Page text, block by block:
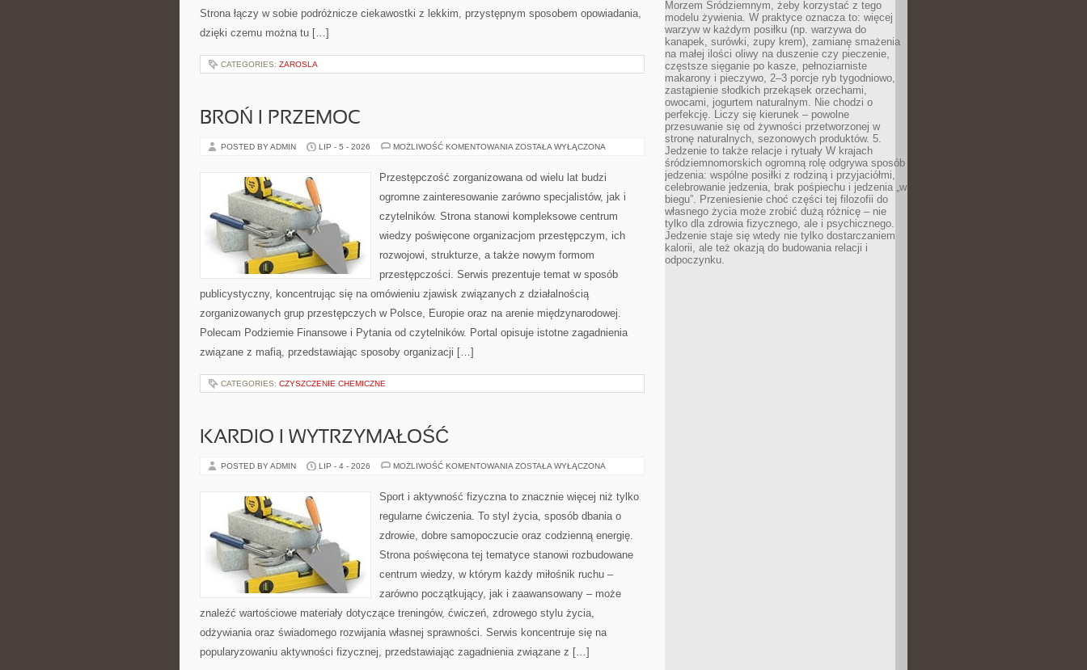
Strona łączy w sobie podróżnicze ciekawostki z lekkim, przystępnym sposobem opowiadania,
dzięki czemu można tu […]
CATEGORIES: ZAROSLA
BROŃ I PRZEMOC
POSTED BY ADMIN LIP - 5 - 2026 MOŻLIWOŚĆ KOMENTOWANIA BROŃ
ZOSTAŁA WYŁĄCZONA
Przestępczość zorganizowana od wielu lat budzi
ogromne zainteresowanie zarówno specjalistów, jak i
czytelników. Strona stanowi kompleksowe centrum
wiedzy poświęcone organizacjom przestępczym, ich
rozwojowi, strukturze, a także nowym formom
przestępczości. Serwis prezentuje temat w sposób
publicystyczny, koncentrując się na omówieniu zjawisk związanych z działalnością
zorganizowanych grup przestępczych w Polsce, Europie oraz na arenie międzynarodowej.
Polecam Podziemie Finansowe i Pytania od czytelników. Portal opisuje istotne zagadnienia
związane z mafią, przedstawiając sposoby organizacji […]
CATEGORIES: CZYSZCZENIE CHEMICZNE
KARDIO I WYTRZYMAŁOŚĆ
POSTED BY ADMIN LIP - 4 - 2026 MOŻLIWOŚĆ KOMENTOWANIA KARDIO
ZOSTAŁA WYŁĄCZONA
Sport i aktywność fizyczna to znacznie więcej niż tylko
regularne ćwiczenia. To styl życia, sposób dbania o
zdrowie, dobre samopoczucie oraz codzienną energię.
Strona poświęcona tej tematyce stanowi rozbudowane
centrum wiedzy, w którym każdy miłośnik ruchu –
zarówno początkujący, jak i zaawansowany – może
znaleźć wartościowe materiały dotyczące treningów, ćwiczeń, zdrowego stylu życia,
odżywiania oraz świadomego rozwijania własnej sprawności. Serwis koncentruje się na
popularyzowaniu aktywności fizycznej, przedstawiając zagadnienia związane z […]
Morzem Śródziemnym, żeby korzystać z tego
modelu żywienia. W praktyce oznacza to: więcej
warzyw w każdym posiłku (np. warzywa do
kanapek, surówki, zupy krem), zamianę smażenia
na małej ilości oliwy na duszenie czy pieczenie,
częstsze sięganie po kasze, pełnoziarniste
makarony i pieczywo, 2–3 porcje ryb tygodniowo,
zastąpienie słodkich przekąsek orzechami,
owocami, jogurtem naturalnym. Nie chodzi o
perfekcję. Liczy się kierunek – powolne
przesuwanie się od żywności przetworzonej w
stronę naturalnych, sezonowych produktów. 5.
Jedzenie to także relacje i rytuały W krajach
śródziemnomorskich ogromną rolę odgrywa sposób
jedzenia: wspólne posiłki z rodziną i przyjaciółmi,
celebrowanie jedzenia, brak pośpiechu i jedzenia „w
biegu”. Przeniesienie choć części tej filozofii do
własnego życia może zrobić dużą różnicę – nie
tylko dla zdrowia fizycznego, ale i psychicznego.
Jedzenie staje się wtedy nie tylko dostarczaniem
kalorii, ale też okazją do budowania relacji i
odpoczynku.